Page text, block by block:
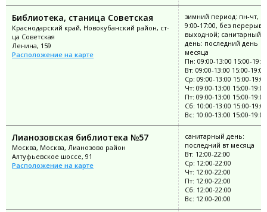
Библиотека, станица Советская
Краснодарский край, Новокубанский район, ст-
ца Советская
Ленина, 159
Расположение на карте
зимний период: пн-чт,
9:00-17:00, без
выходной; санитарный
день: последний день
месяца
Пн: 09:00-13:00 15:00-
Вт: 09:00-13:00 15:00-19:00
Ср: 09:00-13:00 15:00-19:00
Чт: 09:00-13:00 15:00-19:00
Пт: 09:00-13:00 15:00-19:00
Сб: 10:00-13:00 15:00-19:00
Вс: 10:00-13:00 15:00-19:00
Лианозовская библиотека №57
Москва, Москва, Лианозово район
Алтуфьевское шоссе, 91
Расположение на карте
санитарный день:
последний вт месяца
Вт: 12:00-22:00
Ср: 12:00-22:00
Чт: 12:00-22:00
Пт: 12:00-22:00
Сб: 12:00-22:00
Вс: 12:00-20:00